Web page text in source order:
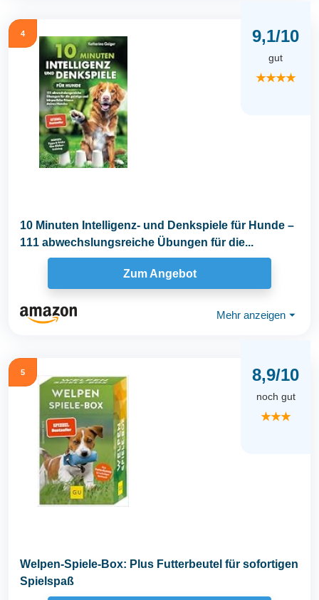
4 9,1/10
gut
★★★★
10 Minuten Intelligenz- und Denkspiele für Hunde –
111 abwechslungsreiche Übungen für die...
Zum Angebot
Mehr anzeigen ⏷
5 8,9/10
noch gut
★★★
Welpen-Spiele-Box: Plus Futterbeutel für sofortigen
Spielspaß